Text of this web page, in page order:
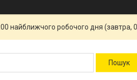
найближчого робочого дня (завтра,